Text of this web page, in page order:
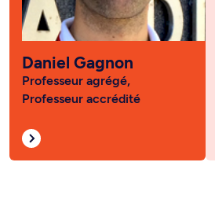
Daniel Gagnon
Professeur agrégé,
Professeur accrédité